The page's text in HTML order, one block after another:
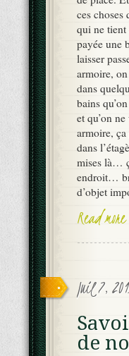
ces
qui ne tient
payée une
laisser
armoire,
dans
bains
et qu’on
armoire,
dans
mises là…
endroit…
d’objet
Read
Juil 7,
de